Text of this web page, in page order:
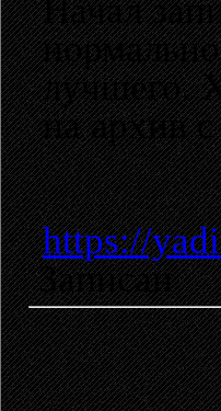
Начал
лучшего.
на архив
https://
Записан